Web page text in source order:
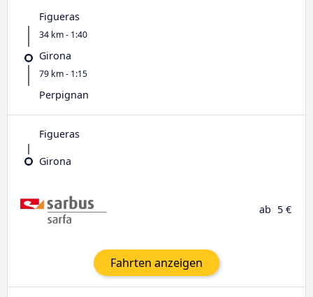
Figueras
34 km - 1:40
Girona
79 km - 1:15
Perpignan
Figueras
Girona
ab 5 €
Fahrten anzeigen